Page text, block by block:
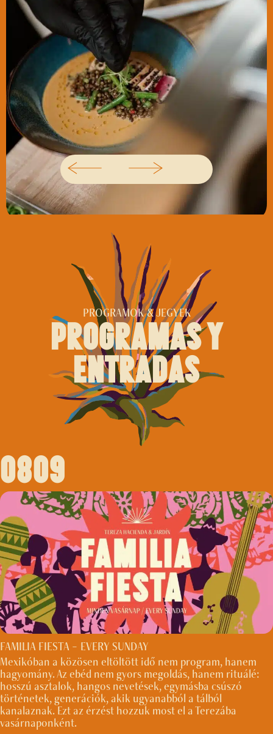
PROGRAMOK & JEGYEK
programas y
entradas
0809
FAMILIA FIESTA – EVERY SUNDAY
Mexikóban a közösen eltöltött idő nem program, hanem
hagyomány. Az ebéd nem gyors megoldás, hanem rituálé:
hosszú asztalok, hangos nevetések, egymásba csúszó
történetek, generációk, akik ugyanabból a tálból
kanalaznak. Ezt az érzést hozzuk most el a Terezába
vasárnaponként.